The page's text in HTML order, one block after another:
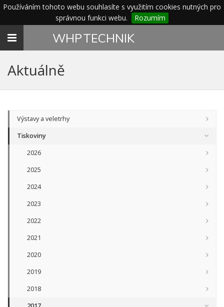
Používáním tohoto webu souhlasíte s využitím cookies nutných pro
správnou funkci webu.
Rozumím
Toggle
WHPTECHNIK
Aktuálně
Výstavy a veletrhy
Tiskoviny
2026
2025
2024
2023
2022
2021
2020
2019
2018